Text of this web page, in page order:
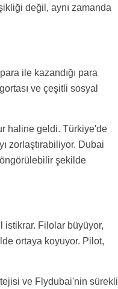
değil, aynı zamanda
ile kazandığı para
ve çeşitli sosyal
haline geldi. Türkiye'de
zorlaştırabiliyor. Dubai
şekilde
istikrar. Filolar büyüyor,
ortaya koyuyor. Pilot,
ve Flydubai'nin sürekli